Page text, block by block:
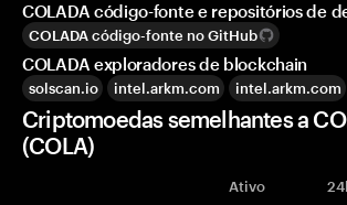
COLADA código-fonte e repositórios de
COLADA código-fonte no GitHub
COLADA exploradores de blockchain
solscan.io intel.arkm.com intel.arkm.com
Criptomoedas semelhantes a
(COLA)
Ativo